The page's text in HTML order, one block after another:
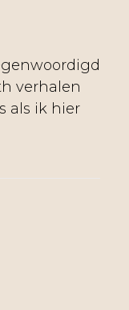
verhalen
als ik hier